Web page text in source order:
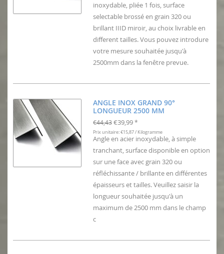
inoxydable, pliée 1 fois, surface
selectable brossé en grain 320 ou
brillant IIID miroir, au choix livrable en
different tailles. Vous pouvez introdure
votre mesure souhaitée jusqu'à
2500mm dans la fenêtre prevue.
ANGLE INOX GRAND 90°
LONGUEUR 2500 MM
€44,43 €39,99 *
Prix unitaire: €15,87 / Kilogramme
Angle en acier inoxydable, à simple
tranchant, surface disponible en option
sur une face avec grain 320 ou
réfléchissante / brillante en différentes
épaisseurs et tailles. Veuillez saisir la
longueur souhaitée jusqu'à un
maximum de 2500 mm dans le champ
c